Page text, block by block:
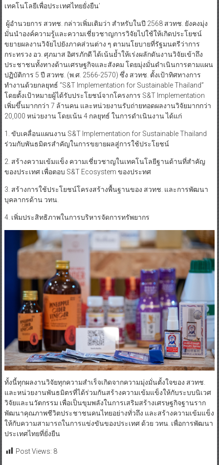
เทคโนโลยีเพื่อประเทศไทยยั่งยืน’
ผู้อำนวยการ สวทช. กล่าวเพิ่มเติมว่า สำหรับในปี 2568 สวทช. ยังคงมุ่ง
มั่นนำองค์ความรู้และความเชี่ยวชาญการวิจัยไปใช้ให้เกิดประโยชน์
ขยายผลงานวิจัยไปยังภาคส่วนต่าง ๆ ตามนโยบายที่รัฐมนตรีว่าการ
กระทรวง อว. ศุภมาส อิศรภักดี ได้เน้นย้ำให้เร่งผลักดันงานวิจัยเข้าถึง
ประชาชนทั้งทางด้านเศรษฐกิจและสังคม โดยมุ่งมั่นดำเนินการตามแผน
ปฏิบัติการ 5 ปี สวทช. (พ.ศ. 2566-2570) ซึ่ง สวทช. ตั้งเป้าทิศทางการ
ทำงานด้วยกลยุทธ์ “S&T Implementation for Sustainable Thailand”
โดยตั้งเป้าหมายผู้ได้รับประโยชน์จากโครงการ S&T Implementation
เพิ่มขึ้นมากกว่า 7 ล้านคน และหน่วยงานรับถ่ายทอดผลงานวิจัยมากกว่า
20,000 หน่วยงาน โดยเน้น 4 กลยุทธ์ ในการดำเนินงาน ได้แก่
1. ขับเคลื่อนแผนงาน S&T Implementation for Sustainable Thailand
ร่วมกับพันธมิตรสำคัญในการขยายผลสู่การใช้ประโยชน์
2. สร้างความเข้มแข็ง ความเชี่ยวชาญในเทคโนโลยีฐานด้านที่สำคัญ
ของประเทศ เพื่อตอบ S&T Ecosystem ของประทศ
3. สร้างการใช้ประโยชน์โครงสร้างพื้นฐานของ สวทช. และการพัฒนา
บุคลากรด้าน วทน.
4. เพิ่มประสิทธิภาพในการบริหารจัดการทรัพยากร
ทั้งนี้ทุกผลงานวิจัยทุกความสำเร็จเกิดจากความมุ่งมั่นตั้งใจของ สวทช.
และหน่วยงานพันธมิตรที่ได้ร่วมกันสร้างความเข้มแข็งให้กับระบบนิเวศ
วิจัยและนวัตกรรม เพื่อเป็นขุมพลังในการเสริมสร้างเศรษฐกิจฐานราก
พัฒนาคุณภาพชีวิตประชาชนคนไทยอย่างทั่วถึง และสร้างความเข้มแข็ง
ให้กับความสามารถในการแข่งขันของประเทศ ด้วย วทน. เพื่อการพัฒนา
ประเทศไทยที่ยั่งยืน
Post Views: 8